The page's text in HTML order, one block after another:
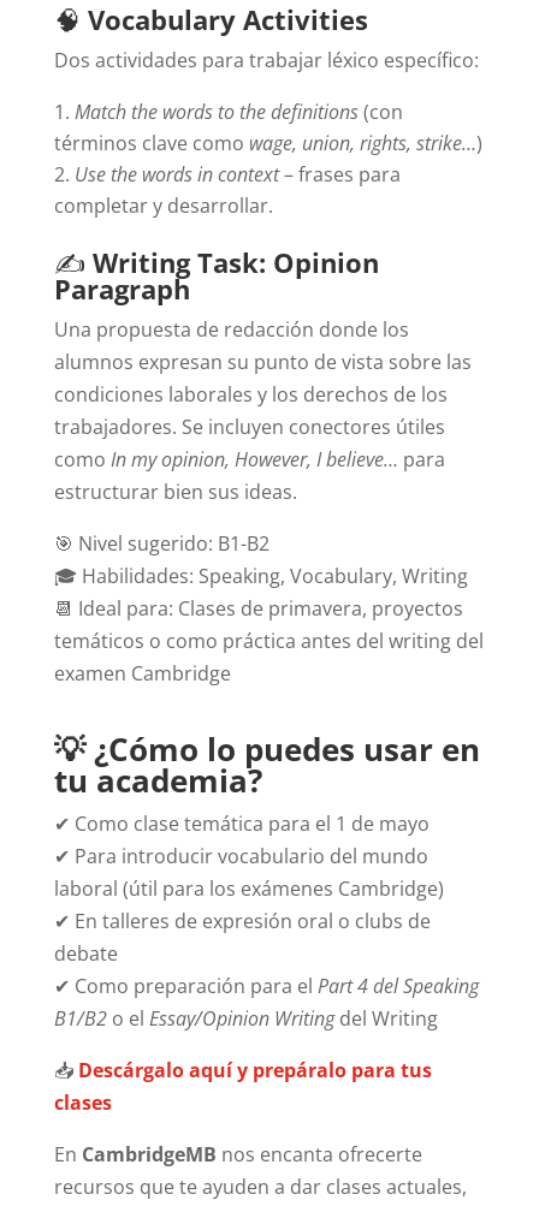
🧠 Vocabulary Activities
Dos actividades para trabajar léxico específico:
Match the words to the definitions(con
términos clave como wage, union, rights, strike…)
Use the words in context– frases para
completar y desarrollar.
✍ Writing Task: Opinion
Paragraph
Una propuesta de redacción donde los
alumnos expresan su punto de vista sobre las
condiciones laborales y los derechos de los
trabajadores. Se incluyen conectores útiles
como In my opinion, However, I believe… para
estructurar bien sus ideas.
🎯 Nivel sugerido: B1-B2
🎓 Habilidades: Speaking, Vocabulary, Writing
📆 Ideal para: Clases de primavera, proyectos
temáticos o como práctica antes del writing del
examen Cambridge
💡 ¿Cómo lo puedes usar en
tu academia?
✔ Como clase temática para el 1 de mayo
✔ Para introducir vocabulario del mundo
laboral (útil para los exámenes Cambridge)
✔ En talleres de expresión oral o clubs de
debate
✔ Como preparación para el Part 4 del Speaking
B1/B2o el Essay/Opinion Writingdel Writing
📥 Descárgalo aquí y prepáralo para tus
clases
En CambridgeMB nos encanta ofrecerte
recursos que te ayuden a dar clases actuales,